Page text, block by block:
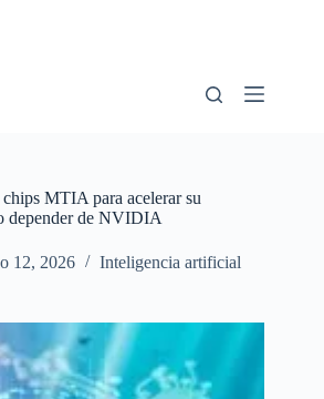
MTIA para acelerar su
depender de NVIDIA
12, 2026 Inteligencia artificial